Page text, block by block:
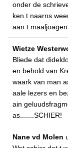
onder de
ken t naarns
aan t
Wietze
Bliede dat
en behold van
waark van man
aale lezers en
ain
as.......SCHIER!
Nane vd Molen